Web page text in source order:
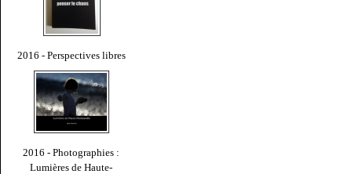
2016 - Perspectives libres
2016 - Photographies :
Lumières de Haute-